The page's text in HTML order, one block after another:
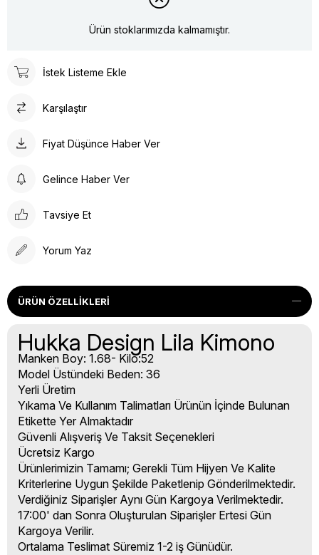
Ürün stoklarımızda kalmamıştır.
İstek Listeme Ekle
Karşılaştır
Fiyat Düşünce Haber Ver
Gelince Haber Ver
Tavsiye Et
Yorum Yaz
ÜRÜN ÖZELLIKLERI
Hukka Design Lila Kimono
Manken Boy: 1.68- Kilo:52
Model Üstündeki Beden: 36
Yerli Üretim
Yıkama Ve Kullanım Talimatları Ürünün İçinde Bulunan
Etikette Yer Almaktadır
Güvenli Alışveriş Ve Taksit Seçenekleri
Ücretsiz Kargo
Ürünlerimizin Tamamı; Gerekli Tüm Hijyen Ve Kalite
Kriterlerine Uygun Şekilde Paketlenip Gönderilmektedir.
Verdiğiniz Siparişler Aynı Gün Kargoya Verilmektedir.
17:00' dan Sonra Oluşturulan Siparişler Ertesi Gün
Kargoya Verilir.
Ortalama Teslimat Süremiz 1-2 iş Günüdür.